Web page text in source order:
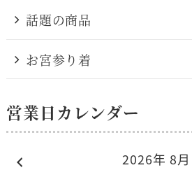
話題の商品
お宮参り着
営業日カレンダー
2026年 8月